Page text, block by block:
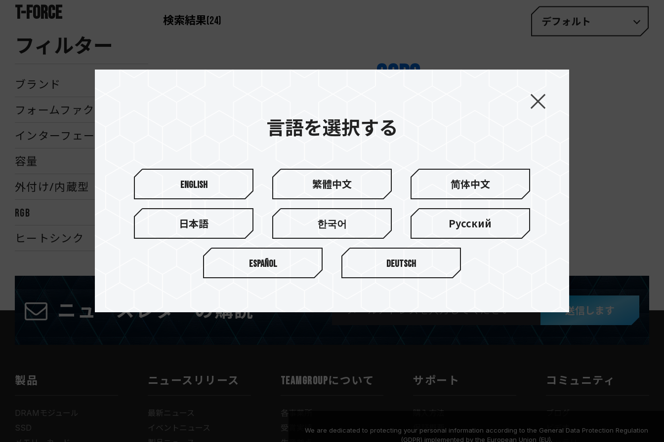
T-FORCE
フィルター
ブランド
フォームファクタ
インターフェース
容量
外付け/内蔵型
RGB
ヒートシンク
検索結果(24) デフォルト
oops...
Product deosn't match your request, try adjust your filter.
ニュースレターの購読 送信します
製品
DRAMモジュール
SSD
ニュースリリース
最新ニュース
イベントニュース
TEAMGROUPについて
各事業所
受賞実績
サポート
購入方法
保証概要
コミュニティ
ブログ
ビデオ
言語を選択する
English 繁體中文 简体中文
日本語 한국어 Русский
Español Deutsch
We are dedicated to protecting your personal information according to the General Data Protection Regulation
(GDPR) implemented by the European Union (EU).